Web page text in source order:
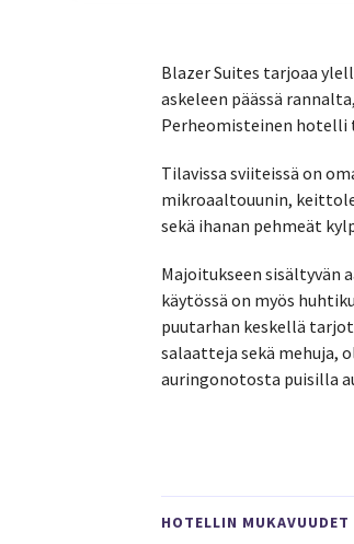
Blazer Suites tarjoaa
askeleen päässä
Perheomisteinen hotelli
Tilavissa sviiteissä on
mikroaaltouunin,
sekä ihanan pehmeät
Majoitukseen sisältyvän
käytössä on myös
puutarhan keskellä
salaatteja sekä mehuja,
auringonotosta puisilla
HOTELLIN MUKAVUUDET